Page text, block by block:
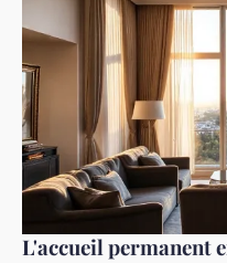
L'accueil permanent